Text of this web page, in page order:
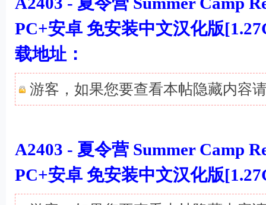
PC+安卓 免安装中文汉化版
载地址：
游客，如果您要查看本帖隐藏内容
A2403 - 夏令营 Summer Camp
PC+安卓 免安装中文汉化版